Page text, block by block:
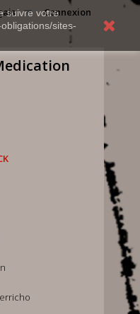
suivre votre
sites-
Connexion